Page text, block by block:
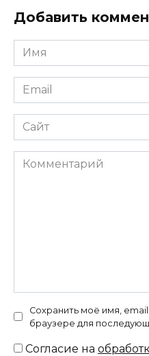
Добавить
Имя
*
Email
*
Сайт
Комментарий
Сохранить моё имя,
браузере для
Согласие на